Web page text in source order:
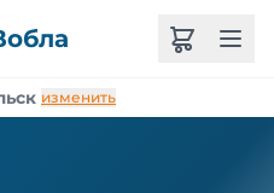
изменить